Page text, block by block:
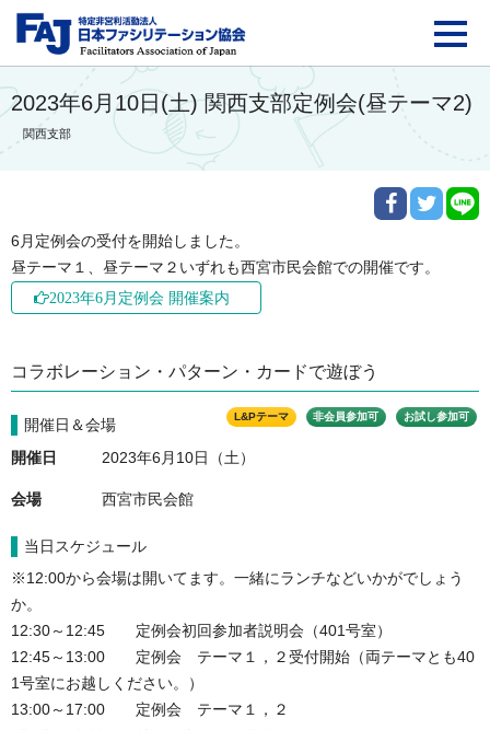
FAJ：特定非営利活動
2023年6月10日(土) 関西支部定例会(昼テーマ2)
関西支部
6月定例会の受付を開始しました。
昼テーマ１、昼テーマ２いずれも西宮市民会館での開催です。
2023年6月定例会 開催案内
コラボレーション・パターン・カードで遊ぼう
L&Pテーマ 非会員参加可 お試し参加可
開催日＆会場
開催日 2023年6月10日（土）
会場 西宮市民会館
当日スケジュール
※12:00から会場は開いてます。一緒にランチなどいかがでしょう
か。
12:30～12:45　　定例会初回参加者説明会（401号室）
12:45～13:00　　定例会　テーマ１，２受付開始（両テーマとも40
1号室にお越しください。）
13:00～17:00　　定例会　テーマ１，２